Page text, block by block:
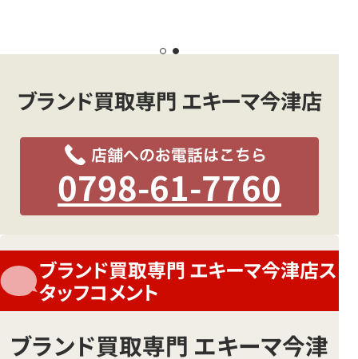
ブランド買取専門 エキーマ今津店
0798-61-7760
ブランド買取専門 エキーマ今津店ス
タッフコメント
ブランド買取専門 エキーマ今津